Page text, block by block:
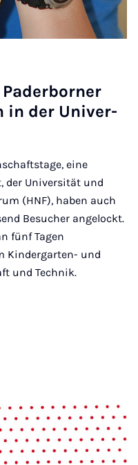
in der Uni­ver­
eine
der Universität und
(HNF), haben auch
Besucher angelockt.
fünf Tagen
Kindergarten- und
und Technik.